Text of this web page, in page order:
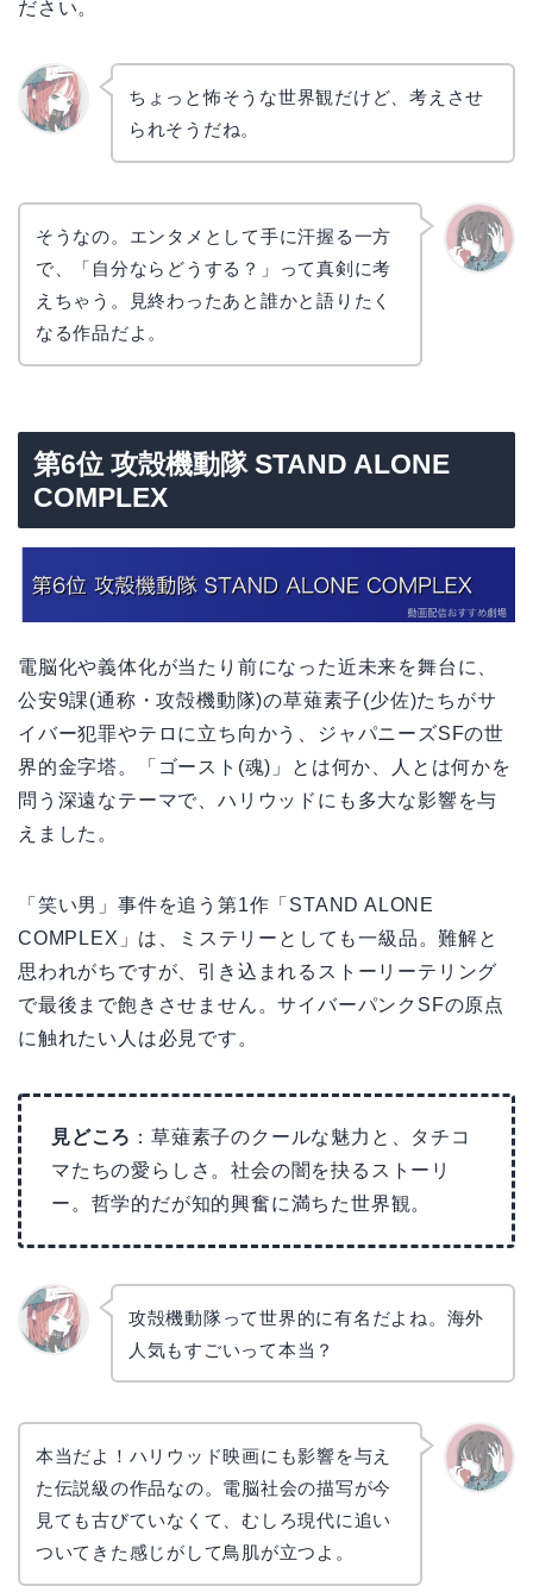
ださい。
ちょっと怖そうな世界観だけど、考えさせ
られそうだね。
そうなの。エンタメとして手に汗握る一方
で、「自分ならどうする？」って真剣に考
えちゃう。見終わったあと誰かと語りたく
なる作品だよ。
第6位 攻殻機動隊 STAND ALONE
COMPLEX
電脳化や義体化が当たり前になった近未来を舞台に、
公安9課(通称・攻殻機動隊)の草薙素子(少佐)たちがサ
イバー犯罪やテロに立ち向かう、ジャパニーズSFの世
界的金字塔。「ゴースト(魂)」とは何か、人とは何かを
問う深遠なテーマで、ハリウッドにも多大な影響を与
えました。
「笑い男」事件を追う第1作「STAND ALONE
COMPLEX」は、ミステリーとしても一級品。難解と
思われがちですが、引き込まれるストーリーテリング
で最後まで飽きさせません。サイバーパンクSFの原点
に触れたい人は必見です。
見どころ ：草薙素子のクールな魅力と、タチコ
マたちの愛らしさ。社会の闇を抉るストーリ
ー。哲学的だが知的興奮に満ちた世界観。
攻殻機動隊って世界的に有名だよね。海外
人気もすごいって本当？
本当だよ！ハリウッド映画にも影響を与え
た伝説級の作品なの。電脳社会の描写が今
見ても古びていなくて、むしろ現代に追い
ついてきた感じがして鳥肌が立つよ。